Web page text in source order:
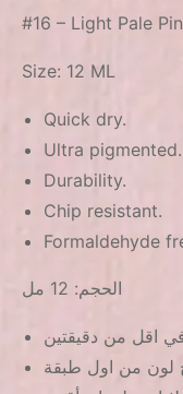
#16 – Light Pale
Size: 12 ML
Quick dry.
Ultra pigmented.
Durability.
Chip resistant.
Formaldehyde
الحجم: 12 مل
اقل من دقيقتين
لون من اول طبقة